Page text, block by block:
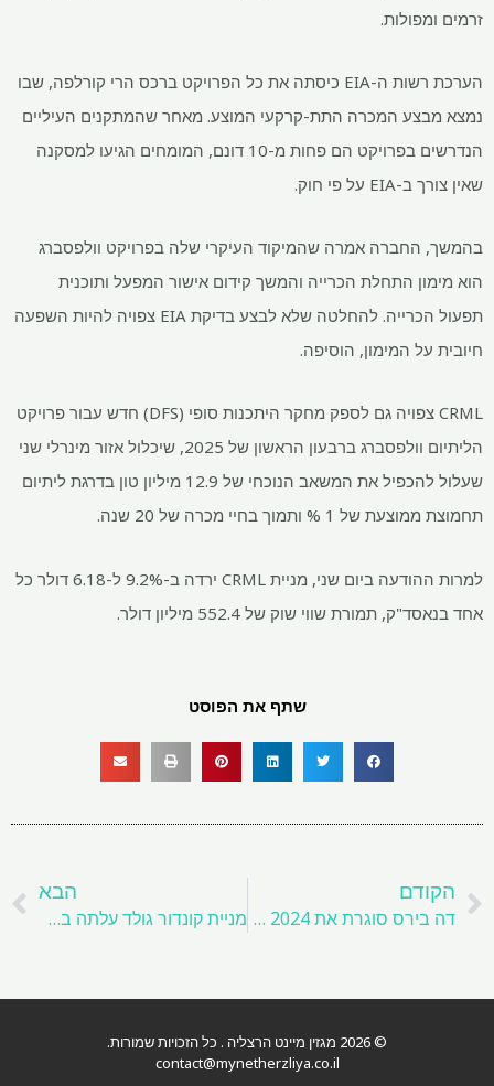
זרמים ומפולות.
הערכת רשות ה-EIA כיסתה את כל הפרויקט ברכס הרי קורלפה, שבו
נמצא מבצע המכרה התת-קרקעי המוצע. מאחר שהמתקנים העיליים
הנדרשים בפרויקט הם פחות מ-10 דונם, המומחים הגיעו למסקנה
שאין צורך ב-EIA על פי חוק.
בהמשך, החברה אמרה שהמיקוד העיקרי שלה בפרויקט וולפסברג
הוא מימון התחלת הכרייה והמשך קידום אישור המפעל ותוכנית
תפעול הכרייה. להחלטה שלא לבצע בדיקת EIA צפויה להיות השפעה
חיובית על המימון, הוסיפה.
CRML צפויה גם לספק מחקר היתכנות סופי (DFS) חדש עבור פרויקט
הליתיום וולפסברג ברבעון הראשון של 2025, שיכלול אזור מינרלי שני
שעלול להכפיל את המשאב הנוכחי של 12.9 מיליון טון בדרגת ליתיום
תחמוצת ממוצעת של 1 % ותמוך בחיי מכרה של 20 שנה.
למרות ההודעה ביום שני, מניית CRML ירדה ב-9.2% ל-6.18 דולר כל
אחד בנאסד"ק, תמורת שווי שוק של 552.4 מיליון דולר.
שתף את הפוסט
קודם
הקודם
דה בירס סוגרת את 2024 עם הורדות מחירים אדירות
הבא
מניית קונדור גולד עלתה בעקבות גישות השתלטות
© 2026 מגזין מיינט הרצליה . כל הזכויות שמורות.
contact@mynetherzliya.co.il